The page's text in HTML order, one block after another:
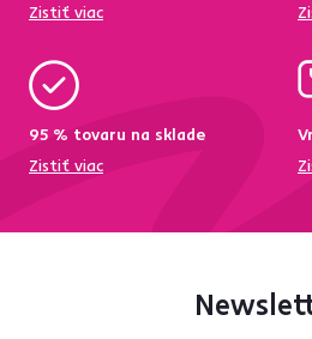
Zistiť viac
95 % tovaru na sklade
Zistiť viac